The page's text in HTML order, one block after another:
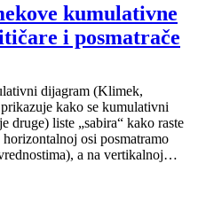
kumulativne
i posmatrače
dijagram (Klimek,
kako se kumulativni
druge) liste „sabira“ kako raste
osi posmatramo
a na vertikalnoj…